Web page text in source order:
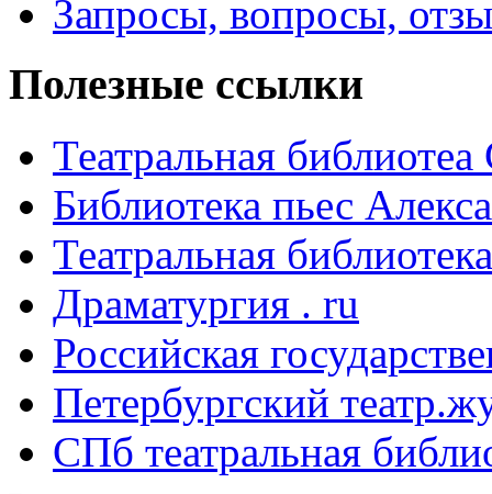
Запросы, вопросы,
Полезные ссылки
Театральная
Библиотека пьес
Театральная
Драматургия . ru
Российская
Петербургский
СПб театральная